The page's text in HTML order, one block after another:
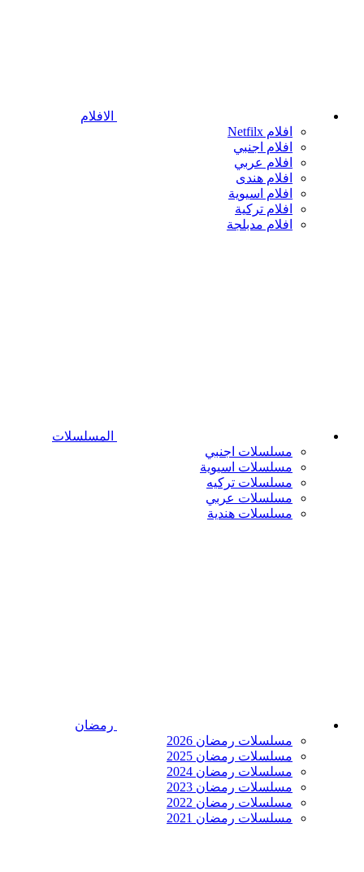
الافلام
افلام Netfilx
افلام اجنبي
افلام عربي
افلام هندى
افلام اسيوية
افلام تركية
افلام مدبلجة
المسلسلات
مسلسلات اجنبي
مسلسلات اسيوية
مسلسلات تركيه
مسلسلات عربي
مسلسلات هندية
رمضان
مسلسلات رمضان 2026
مسلسلات رمضان 2025
مسلسلات رمضان 2024
مسلسلات رمضان 2023
مسلسلات رمضان 2022
مسلسلات رمضان 2021